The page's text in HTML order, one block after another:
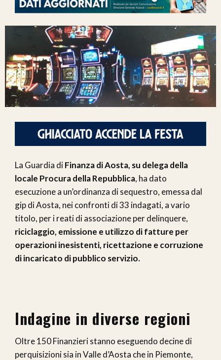
La Guardia diFinanza di Aosta, su delega della
locale Procura della Repubblica, ha dato
esecuzione a un’ordinanza di sequestro, emessa dal
gip di Aosta, nei confronti di 33 indagati, a vario
titolo, per i reati di associazione per delinquere,
riciclaggio, emissione e utilizzo di fatture per
operazioni inesistenti, ricettazione e corruzione
di incaricato di pubblico servizio.
Indagine in diverse regioni
Oltre 150 Finanzieri stanno eseguendo decine di
perquisizioni sia in Valle d’Aosta che in Piemonte,